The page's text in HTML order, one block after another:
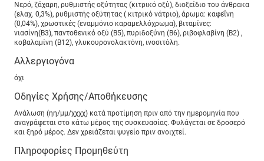
Νερό, ζάχαρη, ρυθμιστής οξύτητας (κιτρικό οξύ), διοξείδιο του άνθρακα
(ελαχ. 0,3%), ρυθμιστής οξύτητας ( κιτρικό νάτριο), άρωμα: καφεΐνη
(0,04%), χρωστικές (εναμμόνιο καραμελλόχρωμα), βιταμίνες:
νιασίνη(Β3), παντοθενικό οξύ (Β5), πυριδοξύνη (Β6), ριβοφλαβίνη (Β2) ,
κοβαλαμίνη (Β12), γλυκουρονολακτόνη, ινοσιτόλη.
Αλλεργιογόνα
όχι
Οδηγίες Χρήσης/Αποθήκευσης
Ανάλωση (ηη/μμ/χχχχ) κατά προτίμηση πριν από την ημερομηνία που
αναγράφεται στο κάτω μέρος της συσκευασίας. Φυλάγεται σε δροσερό
και ξηρό μέρος. Δεν χρειάζεται ψυγείο πριν ανοιχτεί.
Πληροφορίες Προμηθεύτη